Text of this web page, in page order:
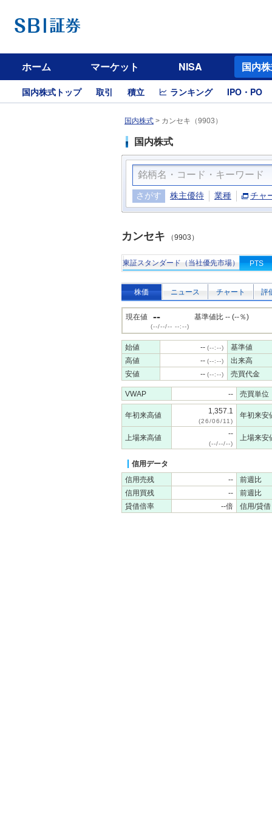
ホーム マーケット NISA 国内
国内株式トップ 取引 積立 ランキング IPO・PO
国内株式 > カンセキ（9903）
国内株式
さがす 株主優待 業種 チャ
カンセキ （9903）
東証スタンダード（当社優先市場） PTS
株価 ニュース チャート 評
現在値 --
(--/--/-- --:--)
基準値比 -- (--％)
始値 -- (--:--)
基準値
高値
-- (--:--)
出来高
安値
-- (--:--) 売買代金
VWAP -- 売買単位
年初来高値 1,357.1
(26/06/11)
年初来安
上場来高値 --
(--/--/--)
上場来安
信用データ
信用売残
--
前週比
信用買残
--
前週比
貸借倍率
--倍 信用/貸借